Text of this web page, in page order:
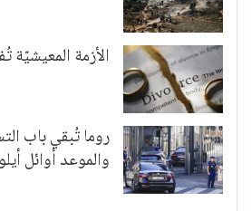
الأزمة المعيشيّة
روما تُبقي باب
والموعد أوائل